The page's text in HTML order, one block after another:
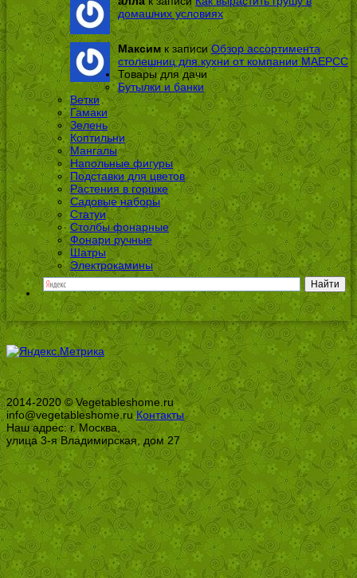
домашних условиях
Максим к записиОбзор ассортимента
столешниц для кухни от компании МАЕРСС
Товары для дачи
Бутылки и банки
Ветки
Гамаки
Зелень
Коптильни
Мангалы
Напольные фигуры
Подставки для цветов
Растения в горшке
Садовые наборы
Статуи
Столбы фонарные
Фонари ручные
Шатры
Электрокамины
2014-2020 © Vegetableshome.ru
info@vegetableshome.ru Контакты
Наш адрес: г. Москва,
улица 3-я Владимирская, дом 27